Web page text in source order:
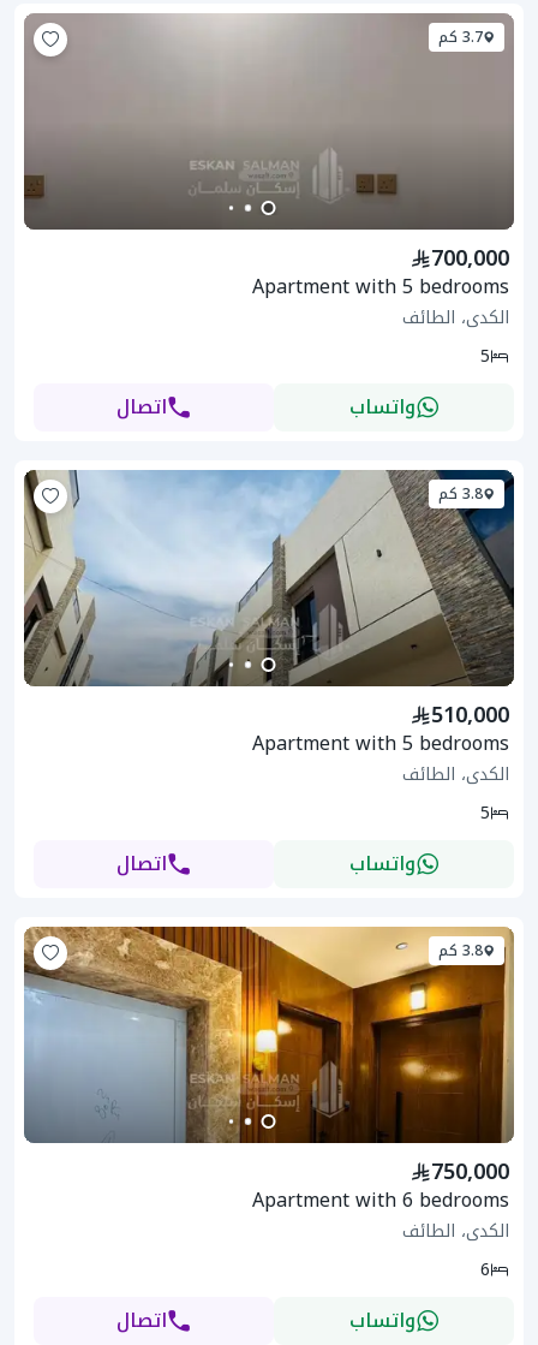
3.7 كم
700,000
Apartment with 5 bedrooms
الكدى، الطائف
5
واتساب اتصال
3.8 كم
510,000
Apartment with 5 bedrooms
الكدى، الطائف
5
واتساب اتصال
3.8 كم
750,000
Apartment with 6 bedrooms
الكدى، الطائف
6
واتساب اتصال